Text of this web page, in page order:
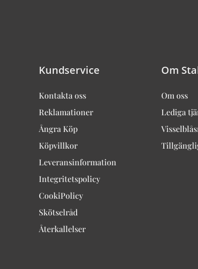
Kundservice
Kontakta oss
Reklamationer
Ångra Köp
Köpvillkor
Leveransinformation
Integritetspolicy
CookiPolicy
Skötselråd
Återkallelser
Om
Om oss
Lediga